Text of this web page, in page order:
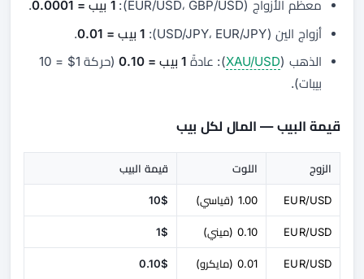
معظم الأزواج (EUR/USD، GBP/USD): 1 بيب = 0.0001
.
أزواج الين (USD/JPY، EUR/JPY):
1 بيب = 0.01
.
الذهب (XAU/USD): عادةً 1 بيب = 0.10
(حركة 1$ = 10
بيبات).
قيمة البيب — المال لكل بيب
الزوج اللوت قيمة البيب
EUR/USD 1.00 (قياسي) 10$
EUR/USD 0.10 (ميني) 1$
EUR/USD 0.01 (مايكرو) 0.10$